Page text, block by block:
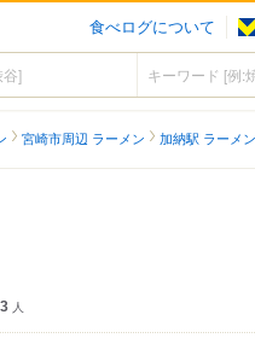
食べログについて
宮崎市周辺 ラーメン 加納駅 ラーメン
人